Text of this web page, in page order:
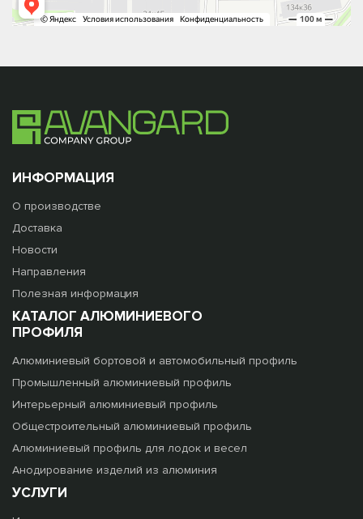
ИНФОРМАЦИЯ
О производстве
Доставка
Новости
Направления
Полезная информация
КАТАЛОГ АЛЮМИНИЕВОГО
ПРОФИЛЯ
Алюминиевый бортовой и автомобильный профиль
Промышленный алюминиевый профиль
Интерьерный алюминиевый профиль
Общестроительный алюминиевый профиль
Алюминиевый профиль для лодок и весел
Анодирование изделий из алюминия
УСЛУГИ